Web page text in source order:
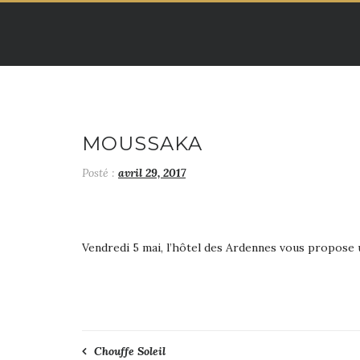
MOUSSAKA
Posté : avril 29, 2017
Vendredi 5 mai, l’hôtel des Ardennes vous
Chouffe Soleil